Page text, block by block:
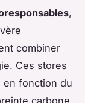
,
combiner
Ces stores
en fonction du
carbone